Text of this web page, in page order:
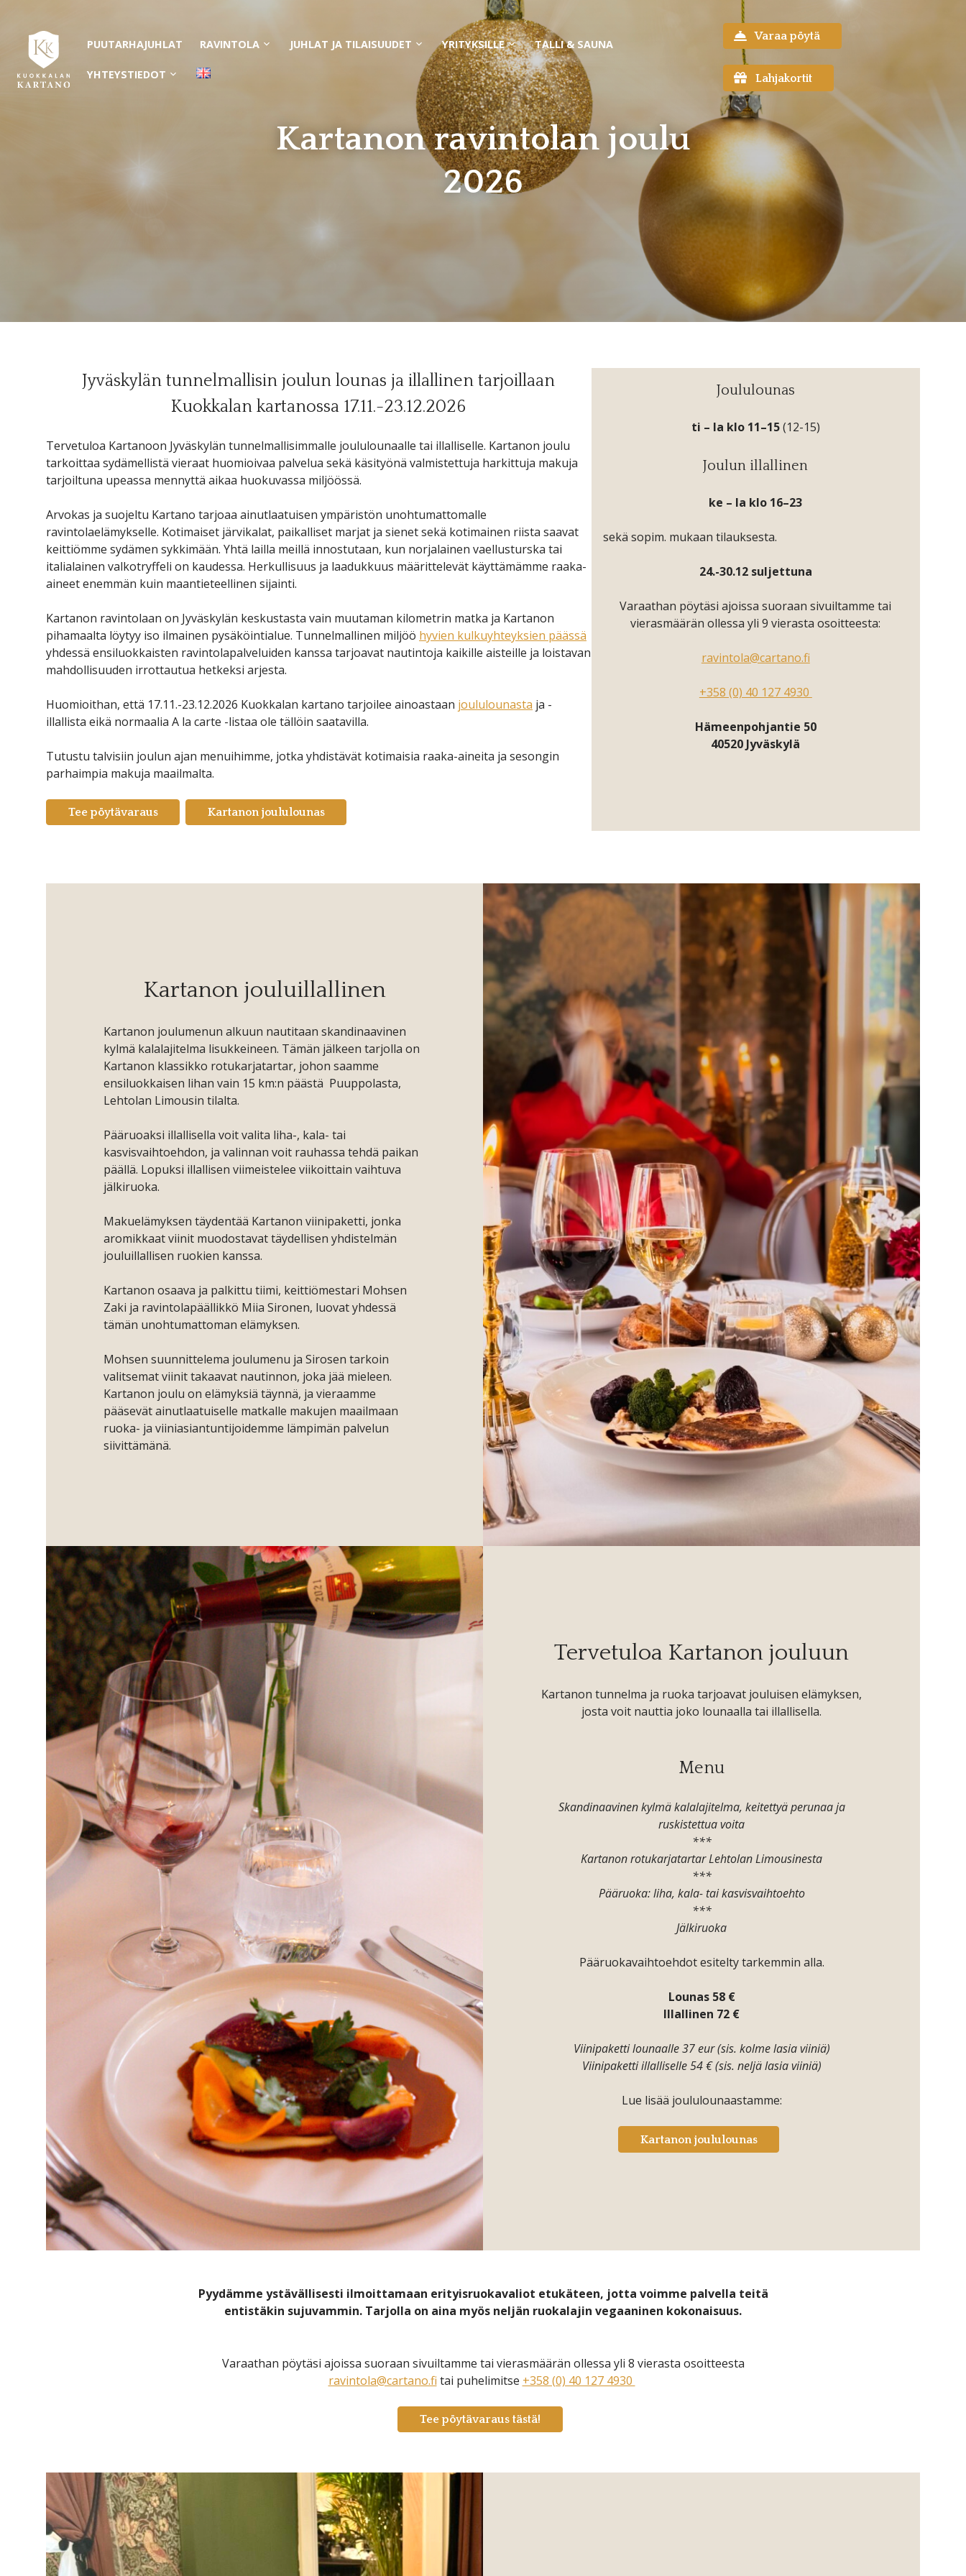
PUUTARHAJUHLAT RAVINTOLA JUHLAT JA TILAISUUDET
Avaa
alavalikko
YRITYKSILLE
Avaa
alavalikko
TALLI & SAUNA
YHTEYSTIEDOT
Varaa pöytä
Lahjakortit
Kartanon ravintolan joulu
2026
Jyväskylän tunnelmallisin joulun lounas ja illallinen tarjoillaan
Kuokkalan kartanossa 17.11.-23.12.2026
Tervetuloa Kartanoon Jyväskylän tunnelmallisimmalle joululounaalle tai illalliselle. Kartanon joulu
tarkoittaa sydämellistä vieraat huomioivaa palvelua sekä käsityönä valmistettuja harkittuja makuja
tarjoiltuna upeassa mennyttä aikaa huokuvassa miljöössä.
Arvokas ja suojeltu Kartano tarjoaa ainutlaatuisen ympäristön unohtumattomalle
ravintolaelämykselle. Kotimaiset järvikalat, paikalliset marjat ja sienet sekä kotimainen riista saavat
keittiömme sydämen sykkimään. Yhtä lailla meillä innostutaan, kun norjalainen vaellusturska tai
italialainen valkotryffeli on kaudessa. Herkullisuus ja laadukkuus määrittelevät käyttämämme raaka-
aineet enemmän kuin maantieteellinen sijainti.
Kartanon ravintolaan on Jyväskylän keskustasta vain muutaman kilometrin matka ja Kartanon
pihamaalta löytyy iso ilmainen pysäköintialue. Tunnelmallinen miljöö hyvien kulkuyhteyksien päässä
yhdessä ensiluokkaisten ravintolapalveluiden kanssa tarjoavat nautintoja kaikille aisteille ja loistavan
mahdollisuuden irrottautua hetkeksi arjesta.
Huomioithan, että 17.11.-23.12.2026 Kuokkalan kartano tarjoilee ainoastaan joululounasta ja -
illallista eikä normaalia A la carte -listaa ole tällöin saatavilla.
Tutustu talvisiin joulun ajan menuihimme, jotka yhdistävät kotimaisia raaka-aineita ja sesongin
parhaimpia makuja maailmalta.
Tee pöytävaraus Kartanon joululounas
Joululounas
ti – la klo 11–15(12-15)
Joulun illallinen
ke – la klo 16–23
sekä sopim. mukaan tilauksesta.
24.-30.12 suljettuna
Varaathan pöytäsi ajoissa suoraan sivuiltamme tai
vierasmäärän ollessa yli 9 vierasta osoitteesta:
ravintola@cartano.fi
+358 (0) 40 127 4930
Hämeenpohjantie 50
40520 Jyväskylä
Kartanon jouluillallinen
Kartanon joulumenun alkuun nautitaan skandinaavinen
kylmä kalalajitelma lisukkeineen. Tämän jälkeen tarjolla on
Kartanon klassikko rotukarjatartar, johon saamme
ensiluokkaisen lihan vain 15 km:n päästä Puuppolasta,
Lehtolan Limousin tilalta.
Pääruoaksi illallisella voit valita liha-, kala- tai
kasvisvaihtoehdon, ja valinnan voit rauhassa tehdä paikan
päällä. Lopuksi illallisen viimeistelee viikoittain vaihtuva
jälkiruoka.
Makuelämyksen täydentää Kartanon viinipaketti, jonka
aromikkaat viinit muodostavat täydellisen yhdistelmän
jouluillallisen ruokien kanssa.
Kartanon osaava ja palkittu tiimi, keittiömestari Mohsen
Zaki ja ravintolapäällikkö Miia Sironen, luovat yhdessä
tämän unohtumattoman elämyksen.
Mohsen suunnittelema joulumenu ja Sirosen tarkoin
valitsemat viinit takaavat nautinnon, joka jää mieleen.
Kartanon joulu on elämyksiä täynnä, ja vieraamme
pääsevät ainutlaatuiselle matkalle makujen maailmaan
ruoka- ja viiniasiantuntijoidemme lämpimän palvelun
siivittämänä.
Tervetuloa Kartanon jouluun
Kartanon tunnelma ja ruoka tarjoavat jouluisen elämyksen,
josta voit nauttia joko lounaalla tai illallisella.
Menu
Skandinaavinen kylmä kalalajitelma, keitettyä perunaa ja
ruskistettua voita
***
Kartanon rotukarjatartar Lehtolan Limousinesta
***
Pääruoka: liha, kala- tai kasvisvaihtoehto
***
Jälkiruoka
Pääruokavaihtoehdot esitelty tarkemmin alla.
Lounas 58 €
Illallinen 72 €
Viinipaketti lounaalle 37 eur (sis. kolme lasia viiniä)
Viinipaketti illalliselle 54 € (sis. neljä lasia viiniä)
Lue lisää joululounaastamme:
Kartanon joululounas
Pyydämme ystävällisesti ilmoittamaan erityisruokavaliot etukäteen, jotta voimme palvella teitä
entistäkin sujuvammin. Tarjolla on aina myös neljän ruokalajin vegaaninen kokonaisuus.
Varaathan pöytäsi ajoissa suoraan sivuiltamme tai vierasmäärän ollessa yli 8 vierasta osoitteesta
ravintola@cartano.fi tai puhelimitse +358 (0) 40 127 4930
Tee pöytävaraus tästä!